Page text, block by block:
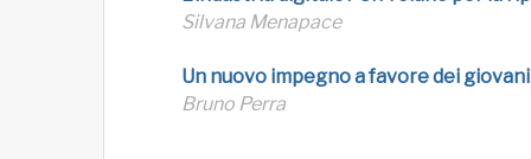
Silvana Menapace
Un nuovo impegno a favore dei giovani
Bruno Perra